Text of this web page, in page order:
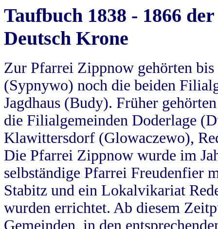
Taufbuch 1838 - 1866
Deutsch Krone
Zur Pfarrei Zippnow gehörten
(Sypnywo) noch die beiden
Jagdhaus (Budy). Früher
die Filialgemeinden Doderlage
Klawittersdorf (Glowaczewo),
Die Pfarrei Zippnow wurde im
selbständige Pfarrei Freudenfier
Stabitz und ein Lokalvikariat
wurden errichtet. Ab diesem
Gemeinden, in den